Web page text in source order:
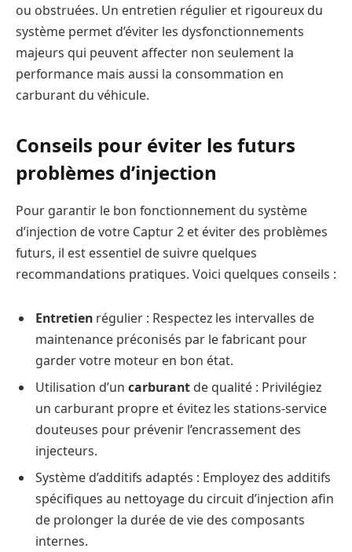
ou obstruées. Un entretien régulier et rigoureux du
système permet d’éviter les dysfonctionnements
majeurs qui peuvent affecter non seulement la
performance mais aussi la consommation en
carburant du véhicule.
Conseils pour éviter les futurs
problèmes d’injection
Pour garantir le bon fonctionnement du système
d’injection de votre Captur 2 et éviter des problèmes
futurs, il est essentiel de suivre quelques
recommandations pratiques. Voici quelques conseils :
Entretien régulier : Respectez les intervalles de
maintenance préconisés par le fabricant pour
garder votre moteur en bon état.
Utilisation d’un carburant de qualité : Privilégiez
un carburant propre et évitez les stations-service
douteuses pour prévenir l’encrassement des
injecteurs.
Système d’additifs adaptés : Employez des additifs
spécifiques au nettoyage du circuit d’injection afin
de prolonger la durée de vie des composants
internes.